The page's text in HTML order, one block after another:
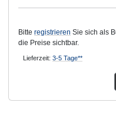
Bitte registrieren Sie sich als
die Preise sichtbar.
Lieferzeit: 3-5 Tage**